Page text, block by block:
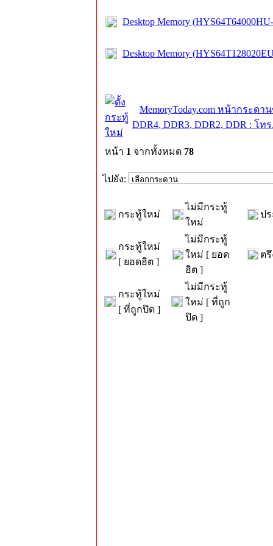
Desktop Memory
Desktop Memory
MemoryToday.com หน้ากระดา
DDR4, DDR3, DDR2, DDR : โท
หน้า 1 จากทั้งหมด 78
ไปยัง:
กระทู้ใหม่
ไม่มีกระทู้
ใหม่
ป
กระทู้ใหม่
[ ยอดฮิต ]
ไม่มีกระทู้
ใหม่ [ ยอด
ฮิต ]
ตรึ
กระทู้ใหม่
[ ที่ถูกปิด ]
ไม่มีกระทู้
ใหม่ [ ที่ถูก
ปิด ]